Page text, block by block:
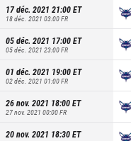
17 déc. 2021 21:00ET
18 déc. 2021 03:00FR
05 déc. 2021 17:00ET
05 déc. 2021 23:00FR
01 déc. 2021 19:00ET
02 déc. 2021 01:00FR
26 nov. 2021 18:00ET
27 nov. 2021 00:00FR
20 nov. 2021 18:30ET